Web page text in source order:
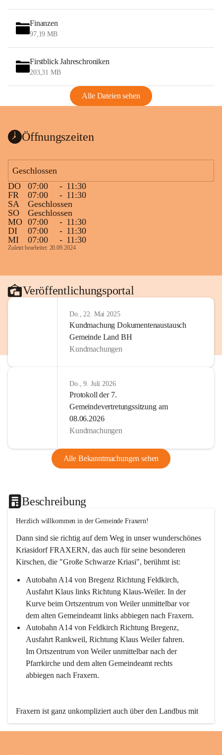
Finanzen
97,19 MB
Firstblick Jahreschroniken
203,31 MB
Alle Dateien sehen
Öffnungszeiten
Geschlossen
DO
07:00 - 11:30
FR
07:00 - 11:30
SA
Geschlossen
SO
Geschlossen
MO 07:00 - 11:30
DI
07:00 - 11:30
MI
07:00 - 11:30
Zuletzt bearbeitet: 20.09.2024
Veröffentlichungsportal
Do., 22. Mai 2025
Kundmachung Dokumentenaustausch
Gemeinde Land BH
Kundmachungen
Do., 9. Juli 2026
Protokoll der 7.
Gemeindevertretungssitzung am
08.06.2026
Kundmachungen
Alle Bekanntmachungen sehen
Beschreibung
Herzlich willkommen in der Gemeinde Fraxern!
Dann sind sie richtig auf dem Weg in unser wunderschönes
Kriasidorf FRAXERN, das auch für seine besonderen
Kirschen, die "Große Schwarze Kriasi", berühmt ist:
Autobahn A14 von Bregenz Richtung Feldkirch,
Ausfahrt Klaus links Richtung Klaus-Weiler. In der
Kurve beim Ortszentrum von Weiler unmittelbar vor
dem alten Gemeindeamt links abbiegen nach Fraxern.
Autobahn A14 von Feldkirch Richtung Bregenz,
Ausfahrt Rankweil, Richtung Klaus Weiler fahren.
Im Ortszentrum von Weiler unmittelbar nach der
Pfarrkirche und dem alten Gemeindeamt rechts
abbiegen nach Fraxern.
Fraxern ist ganz unkompliziert auch über den Landbus mit
den öffentlichen Verkehrsmitteln zu erreichen. Die Linie